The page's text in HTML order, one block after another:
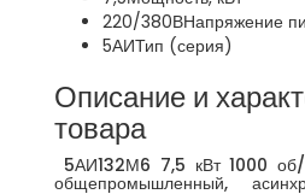
220/380ВНапряжение
5АИТип (серия)
Описание и
товара
5АИ132М6 7,5 кВт 1000 об/
общепромышленный,